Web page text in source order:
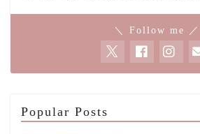
＼ Follow me ／
Popular Posts